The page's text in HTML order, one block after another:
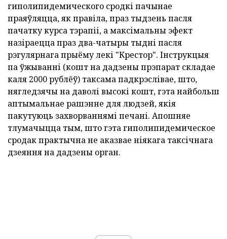
гиполипидемического сродкі пачынае
праяўляцца, як правіла, праз тыдзень пасля
пачатку курса тэрапіі, а максімальны эфект
назіраецца праз два-чатыры тыдні пасля
рэгулярнага прыёму лекі "Крестор". Інструкцыя
па ўжыванні (кошт на дадзены прэпарат складае
каля 2000 рублёў) таксама падкрэслівае, што,
нягледзячы на даволі высокі кошт, гэта найбольш
аптымальнае рашэнне для людзей, якія
пакутуюць захворваннямі печані. Апошняе
тлумачыцца тым, што гэта гиполипидемическое
сродак практычна не аказвае ніякага таксічнага
дзеяння на дадзены орган.